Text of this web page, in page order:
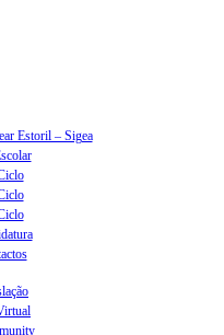
Estoril – Sigea